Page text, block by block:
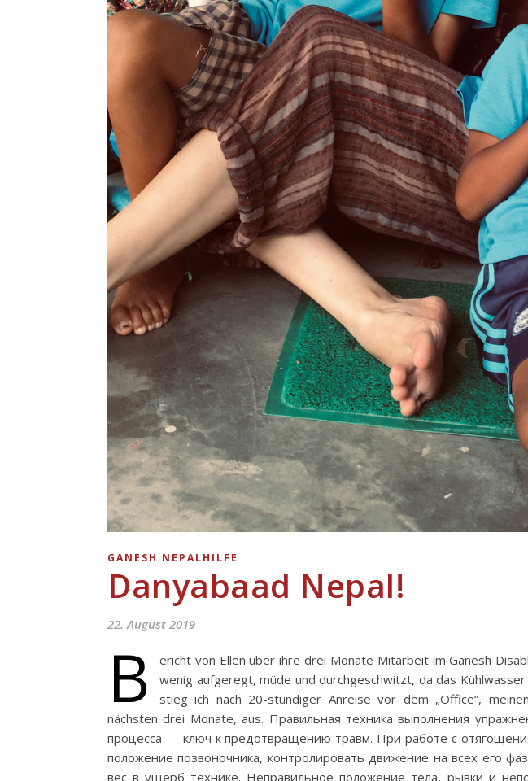
GANESH NEPALHILFE
Danyabaad Nepal!
22. August 2019
B
ericht von Ellen über ihre drei Monate Mitarbeit im Ganesh
wenig aufgeregt, müde und durchgeschwitzt, da das
stieg ich nach 20-stündiger Anreise vor dem „Office“,
nächsten drei Monate, aus. Правильная техника выполнения
процесса — ключ к предотвращению травм. При работе с
положение позвоночника, контролировать движение на всех его
вес в ущерб технике. Неправильное положение тела, рывки и